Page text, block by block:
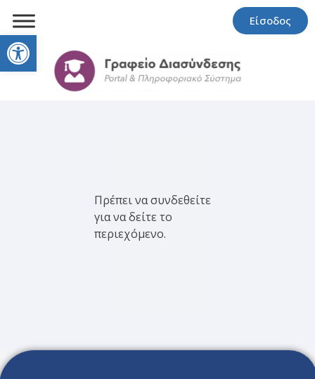
Open toolbar
Είσοδος
Πρέπει να συνδεθείτε
για να δείτε το
περιεχόμενο.